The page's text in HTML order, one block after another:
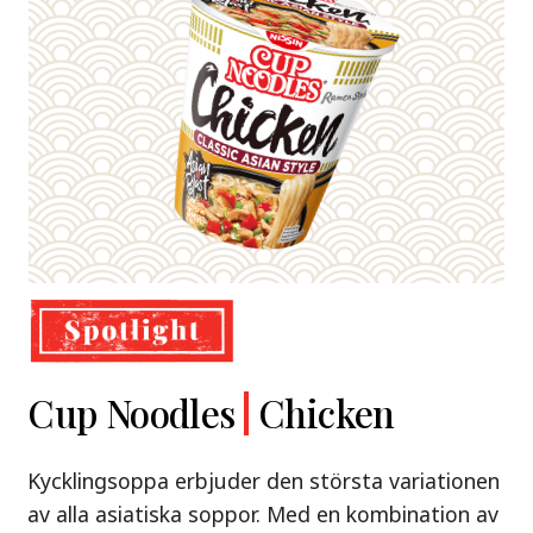
Nissin
Premium
Shoyu Yuzu,
& Tonkotsu
Cup Noodles Chicken
Kycklingsoppa erbjuder den största variationen
av alla asiatiska soppor. Med en kombination av
Demae
Beef
Nissin Demae Ramen Beef – en söt och syrlig